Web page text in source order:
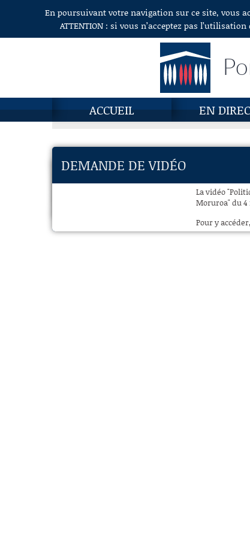
Aller au contenuEn poursuivant votre navigation sur ce site, vous
ATTENTION : si vous n’acceptez pas
ACCUEIL EN
DEMANDE DE VIDÉO
La vidéo
Moruroa" du
Pour y